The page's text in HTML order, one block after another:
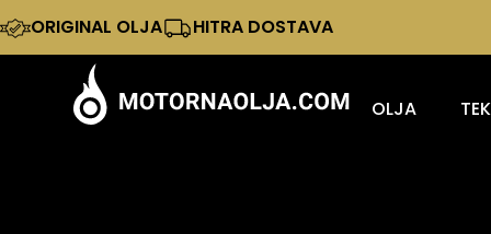
ORIGINAL OLJA HITRA DOSTAVA
OLJA